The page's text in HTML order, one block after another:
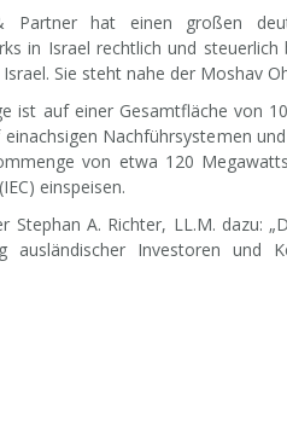
Partner hat einen großen
in Israel rechtlich und
Sie steht nahe der Moshav
ist auf einer Gesamtfläche von
Nachführsystemen
von etwa 120
einspeisen.
Stephan A. Richter, LL.M. dazu:
ausländischer Investoren und